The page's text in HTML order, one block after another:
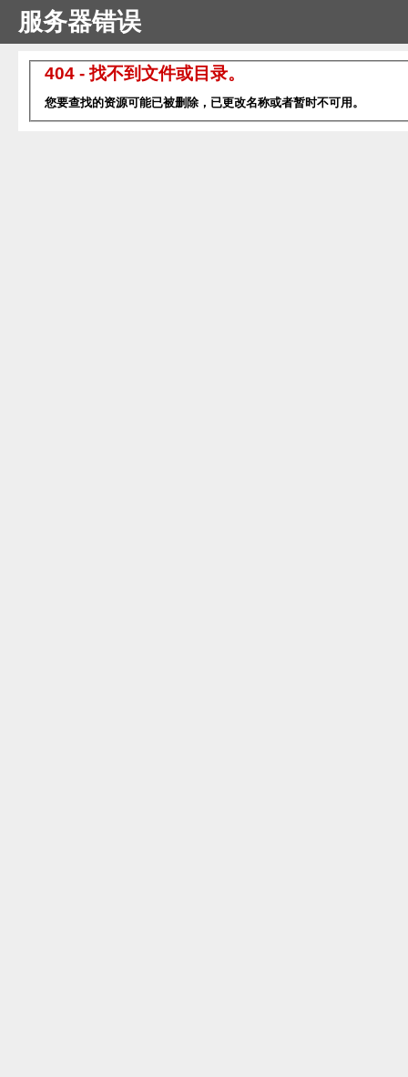
服务器错误
404 - 找不到文件或目录。
您要查找的资源可能已被删除，已更改名称或者暂时不可用。